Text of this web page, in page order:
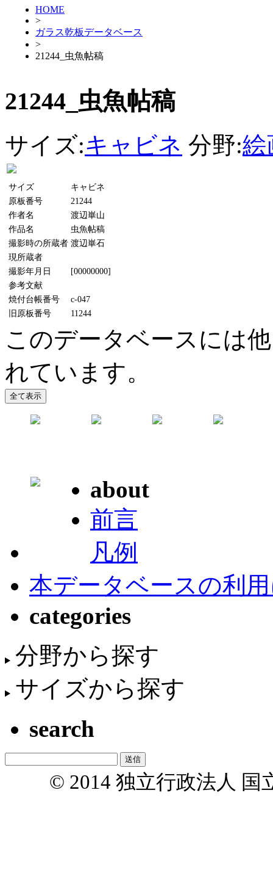
HOME
>
ガラス乾板データベース
>
21244_虫魚帖稿
21244_虫魚帖稿
サイズ:キャビネ 分野:絵
サイズ
キャビネ
原板番号
21244
作者名
渡辺崋山
作品名
虫魚帖稿
撮影時の所蔵者 渡辺崋石
現所蔵者
撮影年月日
[00000000]
参考文献
焼付台帳番号
c-047
旧原板番号
11244
このデータベースには
れています。
about
前言
凡例
本データベースの利
categories
分野から探す
サイズから探す
search
© 2014 独立行政法人 国